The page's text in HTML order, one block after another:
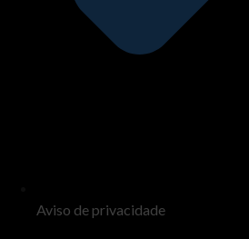
Aviso de privacidade